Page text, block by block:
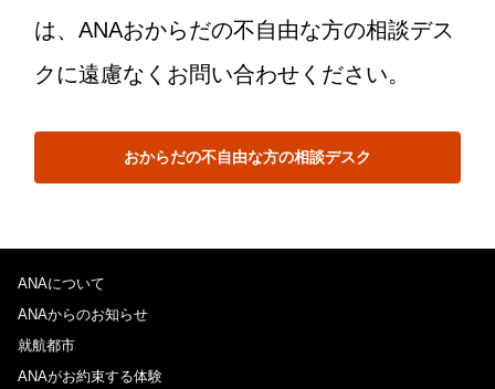
は、ANAおからだの不自由な方の相談デス
クに遠慮なくお問い合わせください。
おからだの不自由な方の相談デスク
ANAについて
ANAからのお知らせ
就航都市
ANAがお約束する体験